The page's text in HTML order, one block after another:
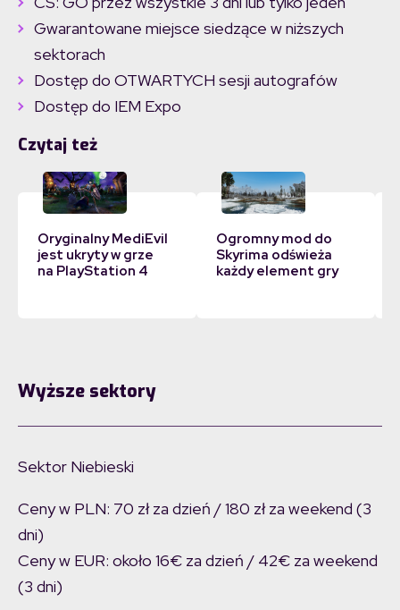
Gwarantowane miejsce siedzące w niższych
sektorach
Dostęp do OTWARTYCH sesji autografów
Dostęp do IEM Expo
Czytaj też
Oryginalny MediEvil
jest ukryty w grze
na PlayStation 4
Ogromny mod do
Skyrima odświeża
każdy element gry
Wyższe sektory
Sektor Niebieski
Ceny w PLN: 70 zł za dzień / 180 zł za weekend (3
dni)
Ceny w EUR: około 16€ za dzień / 42€ za weekend
(3 dni)